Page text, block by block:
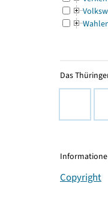
Das
Copyright